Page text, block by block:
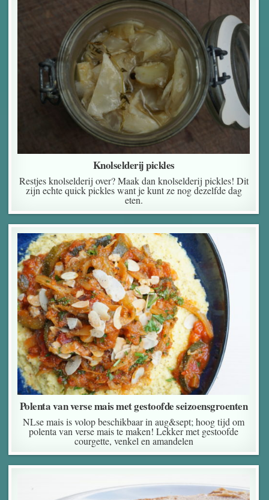
Knolselderij pickles
Restjes knolselderij over? Maak dan knolselderij pickles! Dit
zijn echte quick pickles want je kunt ze nog dezelfde dag
eten.
Polenta van verse mais met gestoofde seizoensgroenten
NLse mais is volop beschikbaar in aug&sept; hoog tijd om
polenta van verse mais te maken! Lekker met gestoofde
courgette, venkel en amandelen